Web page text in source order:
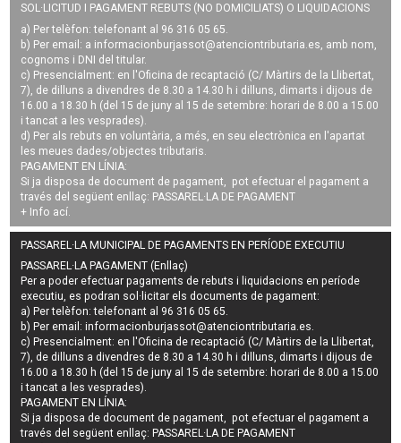
SOL·LICITUD I PAGAMENT REBUTS (NO DOMICILIATS) O LIQUIDACIONS
a) Per telèfon: telefonant al 96 316 05 65.
b) Per email: a informacionburjassot@atenciontributaria.es, amb nom,
cognoms i DNI del titular.
c) Presencialment: en l'Oficina de recaptació (C/ Màrtirs de la Llibertat,
7), de dilluns a divendres de 8.30 a 14.30 h i dilluns, dimarts i dijous de
16.00 a 18.30 h (del 15 de juny al 15 de setembre: horari de 8.00 a 15.00
i tancat a les vesprades).
d) Per als rebuts en voluntària, a més, en seu electrònica en l'apartat
les meues dades/objectes tributaris.
PAGAMENT EN LÍNIA:
Si ja disposa de document de pagament, pot efectuar el pagament a
través del següent enllaç: PASSAREL·LA DE PAGAMENT
+ Info ací.
PASSAREL·LA MUNICIPAL DE PAGAMENTS EN PERÍODE EXECUTIU
PASSAREL·LA PAGAMENT (Enllaç)
Per a poder efectuar pagaments derebuts i liquidacions en període
executiu, es podran sol·licitar els documents de pagament:
a) Per telèfon: telefonant al 96 316 05 65.
b) Per email:informacionburjassot@atenciontributaria.es.
c) Presencialment: en l'Oficina de recaptació (C/ Màrtirs de la Llibertat,
7), de dilluns a divendres de 8.30 a 14.30 h i dilluns, dimarts i dijous de
16.00 a 18.30 h (del 15 de juny al 15 de setembre: horari de 8.00 a 15.00
i tancat a les vesprades).
PAGAMENT EN LÍNIA:
Si ja disposa de document de pagament, pot efectuar el pagament a
través del següent enllaç: PASSAREL·LA DE PAGAMENT